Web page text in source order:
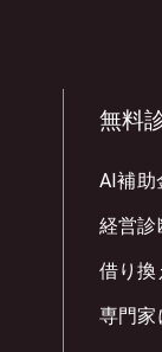
無料
AI補助
経営診
借り換
専門家